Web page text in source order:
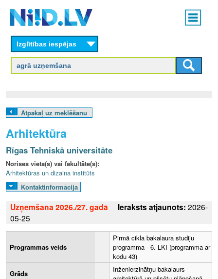
content
Main
menu
L
V
Izglītības iespējas
Atpakaļ uz meklēšanu
Arhitektūra
Rīgas Tehniskā universitāte
Norises vieta(s) vai fakultāte(s):
Arhitektūras un dizaina institūts
Kontaktinformācija
Uzņemšana 2026./27. gadā Ieraksts atjaunots: 2026-
05-25
Programmas veids
Pirmā cikla bakalaura studiju
programma - 6. LKI (programma ar
kodu 43)
Grāds
Inženierzinātņu bakalaurs